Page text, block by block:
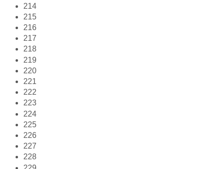
214
215
216
217
218
219
220
221
222
223
224
225
226
227
228